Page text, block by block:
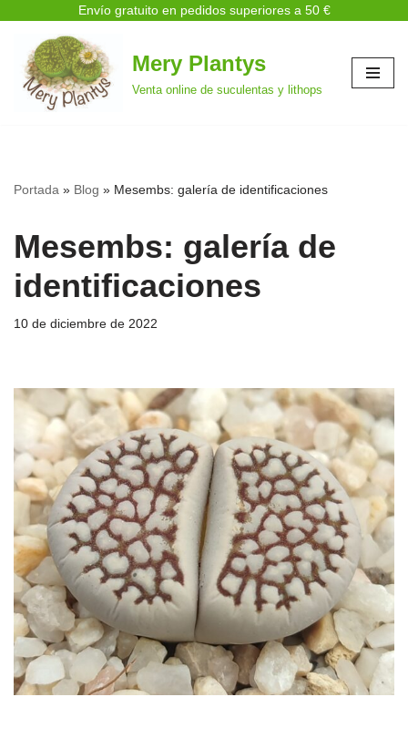
Envío gratuito en pedidos superiores a 50 €
Saltar
al
contenido
Mery Plantys
Venta online de suculentas y lithops
Portada » Blog » Mesembs: galería de identificaciones
Mesembs: galería de
identificaciones
10 de diciembre de 2022